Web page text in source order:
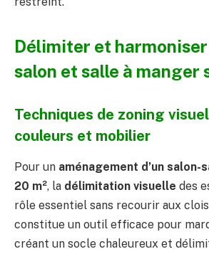
Délimiter et harmoniser
salon et salle à manger
Techniques de zoning
couleurs et mobilier
Pour un aménagement d’un salon-
20 m², la délimitation visuelle des
rôle essentiel sans recourir aux
constitue un outil efficace pour
créant un socle chaleureux et